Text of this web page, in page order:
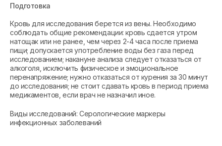
Подготовка
Кровь для исследования берется из вены. Необходимо
соблюдать общие рекомендации: кровь сдается утром
натощак или не ранее, чем через 2-4 часа после приема
пищи; допускается употребление воды без газа перед
исследованием; накануне анализа следует отказаться от
алкоголя, исключить физическое и эмоциональное
перенапряжение; нужно отказаться от курения за 30 минут
до исследования; не стоит сдавать кровь в период приема
медикаментов, если врач не назначил иное.
Виды исследований: Серологические маркеры
инфекционных заболеваний